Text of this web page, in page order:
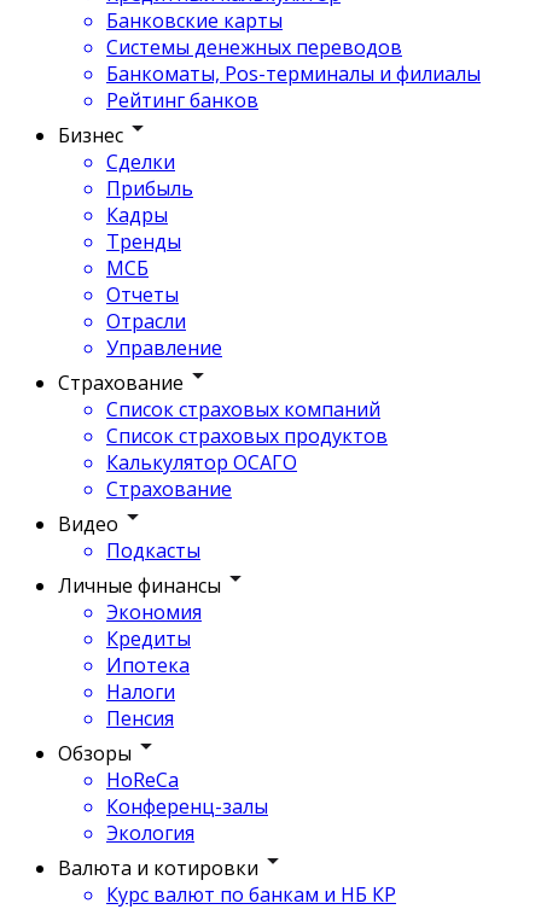
Банковские карты
Системы денежных переводов
Банкоматы, Pos-терминалы и филиалы
Рейтинг банков
Бизнес
Сделки
Прибыль
Кадры
Тренды
МСБ
Отчеты
Отрасли
Управление
Страхование
Список страховых компаний
Список страховых продуктов
Калькулятор ОСАГО
Страхование
Видео
Подкасты
Личные финансы
Экономия
Кредиты
Ипотека
Налоги
Пенсия
Обзоры
HoReCa
Конференц-залы
Экология
Валюта и котировки
Курс валют по банкам и НБ КР